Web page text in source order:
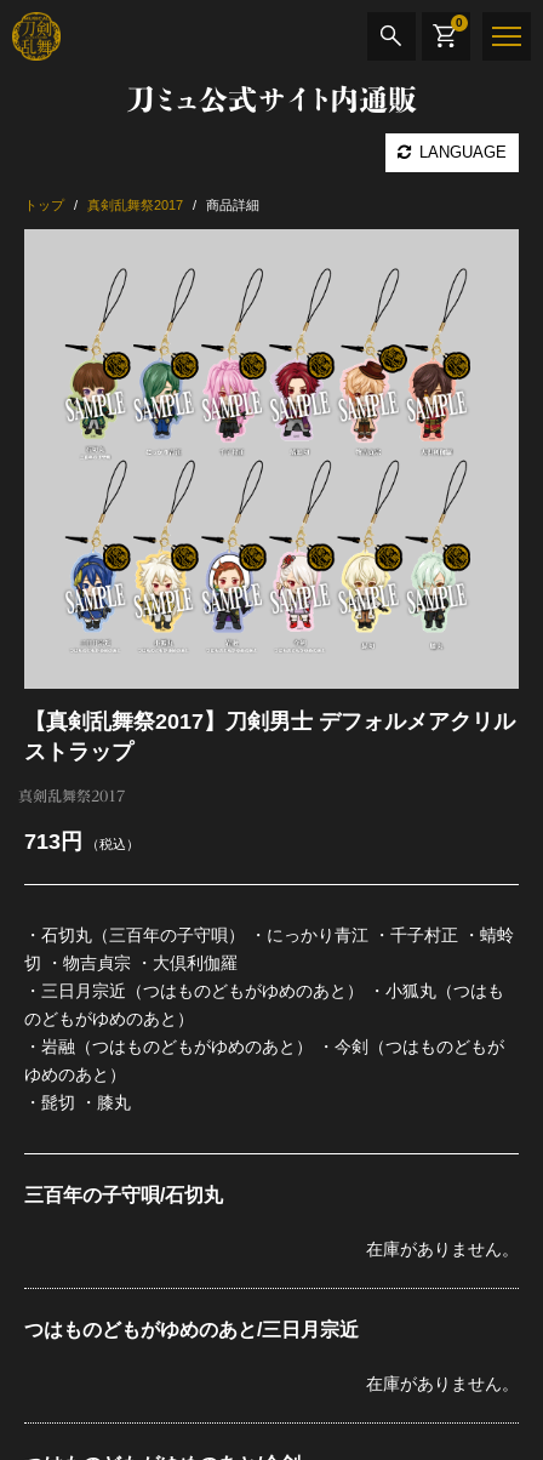
刀ミュ公式サイト内通販
LANGUAGE
0
最新カテゴリー
加州清光 単騎出陣 極
髭切 単騎出陣 ～夢幻泡影～
江 おん すていじ かうんとだうんぱーてぃー
トップ 真剣乱舞祭2017 商品詳細
【真剣乱舞祭2017】刀剣男士 デフォルメアクリル
ストラップ
真剣乱舞祭2017
713円 （税込）
・石切丸（三百年の子守唄） ・にっかり青江 ・千子村正 ・蜻蛉
切 ・物吉貞宗 ・大倶利伽羅
・三日月宗近（つはものどもがゆめのあと） ・小狐丸（つはも
のどもがゆめのあと）
・岩融（つはものどもがゆめのあと） ・今剣（つはものどもが
ゆめのあと）
・髭切 ・膝丸
三百年の子守唄/石切丸
在庫がありません。
つはものどもがゆめのあと/三日月宗近
在庫がありません。